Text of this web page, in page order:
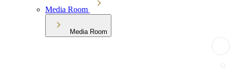
Media Room
Media Room